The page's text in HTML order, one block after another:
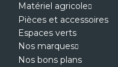
Matériel agricole
Pièces et accessoires
Espaces verts
Nos marques
Nos bons plans